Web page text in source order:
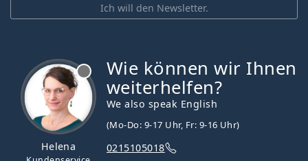
Ich will den Newsletter.
Helena
Wie können wir Ihnen
weiterhelfen?
We also speak English
(Mo-Do: 9-17 Uhr, Fr: 9-16 Uhr)
0215105018